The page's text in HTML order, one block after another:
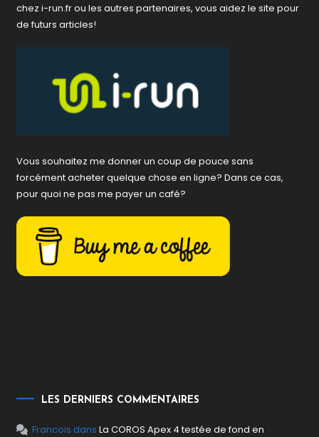
chez i-run.fr ou les autres partenaires, vous aidez le site pour
de futurs articles!
Vous souhaitez me donner un coup de pouce sans
forcément acheter quelque chose en ligne? Dans ce cas,
pour quoi ne pas me payer un café?
LES DERNIERS COMMENTAIRES
Francois dansLa COROS Apex 4 testée de fond en